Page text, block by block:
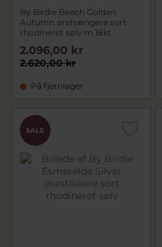
By Birdie Beech Golden
Autumn ørehængere sort
rhodineret sølv m.18kt
2.620,00 kr
2.096,00 kr
På fjernlager
SALE